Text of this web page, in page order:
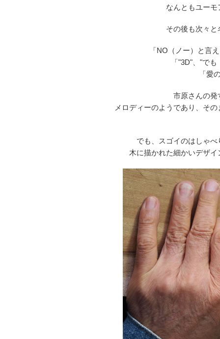
なんともユー
その後も次々
「NO（ノー）と言
「"3D"、"で
「愛
市原さんの発
メロディーのようであり、そ
でも、スゴイのはしゃ
木に描かれた細かいデザ